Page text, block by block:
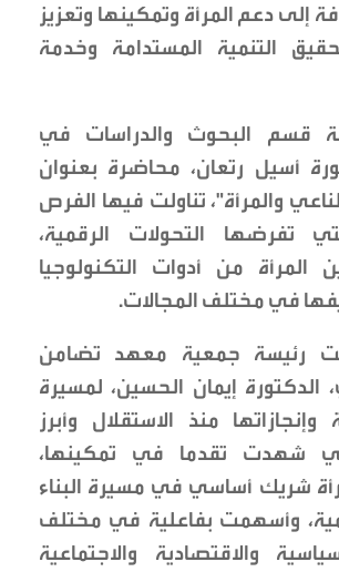
إلى دعم المرأة وتمكينها وتعزيز
التنمية المستدامة وخدمة
قسم البحوث والدراسات في
أسيل رتعان، محاضرة بعنوان
والمرأة"، تناولت فيها الفرص
تفرضها التحولات الرقمية،
المرأة من أدوات التكنولوجيا
في مختلف المجالات.
رئيسة جمعية معهد تضامن
الدكتورة إيمان الحسين، لمسيرة
وإنجازاتها منذ الاستقلال وأبرز
شهدت تقدما في تمكينها،
شريك أساسي في مسيرة البناء
وأسهمت بفاعلية في مختلف
والاقتصادية والاجتماعية